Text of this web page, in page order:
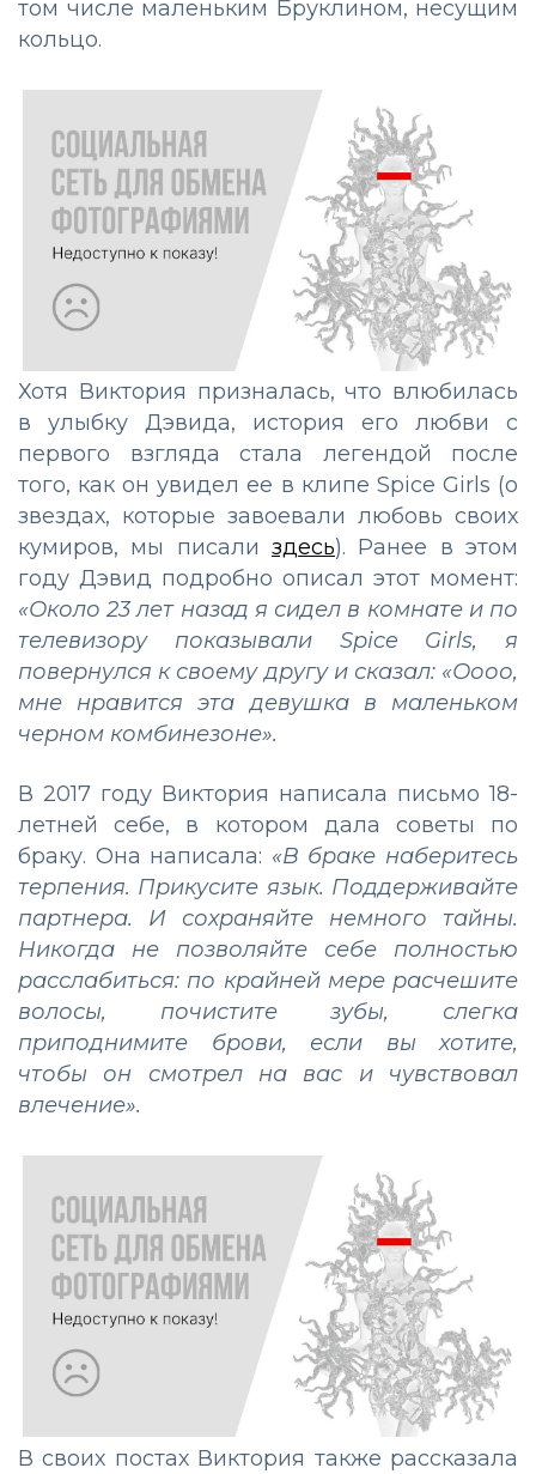
том числе маленьким Бруклином, несущим
кольцо.
Хотя Виктория призналась, что влюбилась
в улыбку Дэвида, история его любви с
первого взгляда стала легендой после
того, как он увидел ее в клипе Spice Girls (о
звездах, которые завоевали любовь своих
кумиров, мы писали здесь). Ранее в этом
году Дэвид подробно описал этот момент:
«Около 23 лет назад я сидел в комнате и по
телевизору показывали Spice Girls, я
повернулся к своему другу и сказал: «Оооо,
мне нравится эта девушка в маленьком
черном комбинезоне».
В 2017 году Виктория написала письмо 18-
летней себе, в котором дала советы по
браку. Она написала: «В браке наберитесь
терпения. Прикусите язык. Поддерживайте
партнера. И сохраняйте немного тайны.
Никогда не позволяйте себе полностью
расслабиться: по крайней мере расчешите
волосы, почистите зубы, слегка
приподнимите брови, если вы хотите,
чтобы он смотрел на вас и чувствовал
влечение».
В своих постах Виктория также рассказала